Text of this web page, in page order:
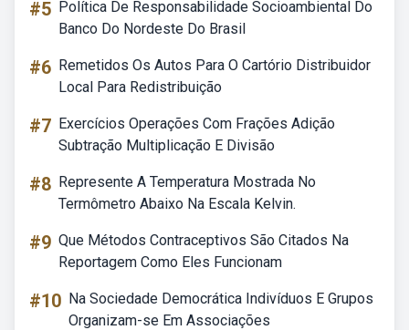
#5 Política De Responsabilidade Socioambiental Do
Banco Do Nordeste Do Brasil
#6 Remetidos Os Autos Para O Cartório Distribuidor
Local Para Redistribuição
#7 Exercícios Operações Com Frações Adição
Subtração Multiplicação E Divisão
#8 Represente A Temperatura Mostrada No
Termômetro Abaixo Na Escala Kelvin.
#9 Que Métodos Contraceptivos São Citados Na
Reportagem Como Eles Funcionam
#10 Na Sociedade Democrática Indivíduos E Grupos
Organizam-se Em Associações